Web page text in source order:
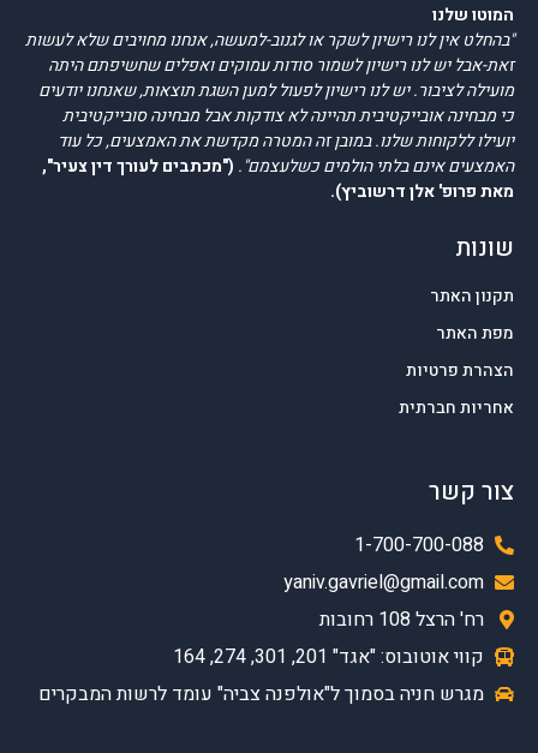
המוטו שלנו
"בהחלט אין לנו רישיון לשקר או לגנוב-למעשה, אנחנו מחויבים שלא לעשות
זאת-אבל יש לנו רישיון לשמור סודות עמוקים ואפלים שחשיפתם היתה
מועילה לציבור. יש לנו רישיון לפעול למען השגת תוצאות, שאנחנו יודעים
כי מבחינה אובייקטיבית תהיינה לא צודקות אבל מבחינה סובייקטיבית
יועילו ללקוחות שלנו. במובן זה המטרה מקדשת את האמצעים, כל עוד
האמצעים אינם בלתי הולמים כשלעצמם". ("מכתבים לעורך דין צעיר",
מאת פרופ' אלן דרשוביץ).
שונות
תקנון האתר
מפת האתר
הצהרת פרטיות
אחריות חברתית
צור קשר
1-700-700-088
yaniv.gavriel@gmail.com
רח' הרצל 108 רחובות
קווי אוטובוס: "אגד" 201, 301, 274, 164
מגרש חניה בסמוך ל"אולפנה צביה" עומד לרשות המבקרים